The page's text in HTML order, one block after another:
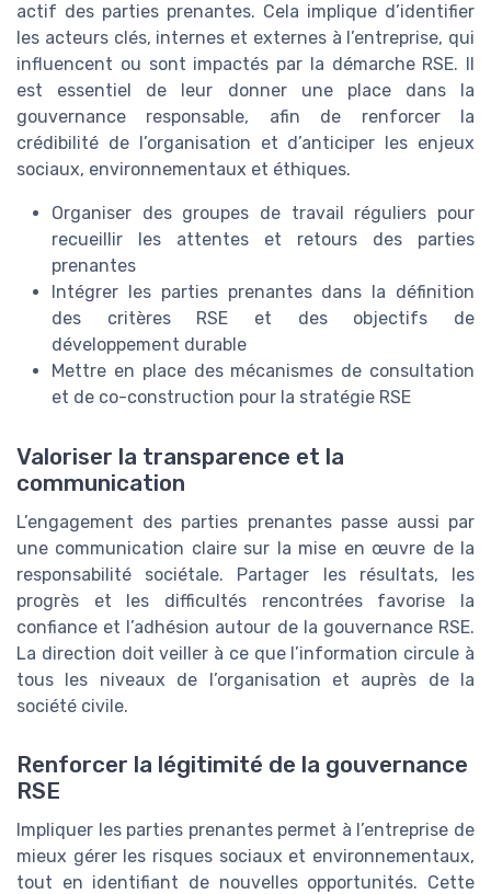
actif des parties prenantes. Cela implique d’identifier
les acteurs clés, internes et externes à l’entreprise, qui
influencent ou sont impactés par la démarche RSE. Il
est essentiel de leur donner une place dans la
gouvernance responsable, afin de renforcer la
crédibilité de l’organisation et d’anticiper les enjeux
sociaux, environnementaux et éthiques.
Organiser des groupes de travail réguliers pour
recueillir les attentes et retours des parties
prenantes
Intégrer les parties prenantes dans la définition
des critères RSE et des objectifs de
développement durable
Mettre en place des mécanismes de consultation
et de co-construction pour la stratégie RSE
Valoriser la transparence et la
communication
L’engagement des parties prenantes passe aussi par
une communication claire sur la mise en œuvre de la
responsabilité sociétale. Partager les résultats, les
progrès et les difficultés rencontrées favorise la
confiance et l’adhésion autour de la gouvernance RSE.
La direction doit veiller à ce que l’information circule à
tous les niveaux de l’organisation et auprès de la
société civile.
Renforcer la légitimité de la gouvernance
RSE
Impliquer les parties prenantes permet à l’entreprise de
mieux gérer les risques sociaux et environnementaux,
tout en identifiant de nouvelles opportunités. Cette